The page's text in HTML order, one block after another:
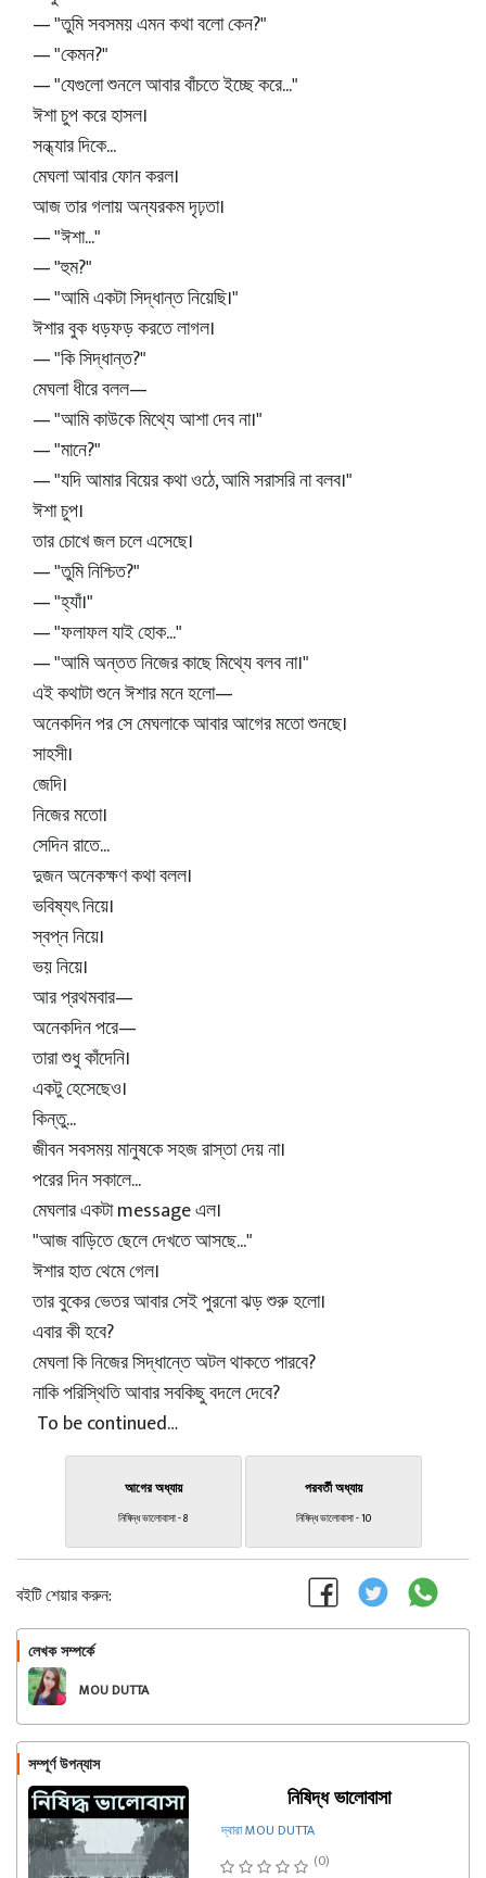
— "তুমি সবসময় এমন কথা বলো কেন?"
— "কেমন?"
— "যেগুলো শুনলে আবার বাঁচতে ইচ্ছে করে..."
ঈশা চুপ করে হাসল।
সন্ধ্যার দিকে...
মেঘলা আবার ফোন করল।
আজ তার গলায় অন্যরকম দৃঢ়তা।
— "ঈশা..."
— "হুম?"
— "আমি একটা সিদ্ধান্ত নিয়েছি।"
ঈশার বুক ধড়ফড় করতে লাগল।
— "কি সিদ্ধান্ত?"
মেঘলা ধীরে বলল—
— "আমি কাউকে মিথ্যে আশা দেব না।"
— "মানে?"
— "যদি আমার বিয়ের কথা ওঠে, আমি সরাসরি না বলব।"
ঈশা চুপ।
তার চোখে জল চলে এসেছে।
— "তুমি নিশ্চিত?"
— "হ্যাঁ।"
— "ফলাফল যাই হোক..."
— "আমি অন্তত নিজের কাছে মিথ্যে বলব না।"
এই কথাটা শুনে ঈশার মনে হলো—
অনেকদিন পর সে মেঘলাকে আবার আগের মতো শুনছে।
সাহসী।
জেদি।
নিজের মতো।
সেদিন রাতে...
দুজন অনেকক্ষণ কথা বলল।
ভবিষ্যৎ নিয়ে।
স্বপ্ন নিয়ে।
ভয় নিয়ে।
আর প্রথমবার—
অনেকদিন পরে—
তারা শুধু কাঁদেনি।
একটু হেসেছেও।
কিন্তু...
জীবন সবসময় মানুষকে সহজ রাস্তা দেয় না।
পরের দিন সকালে...
মেঘলার একটা message এল।
"আজ বাড়িতে ছেলে দেখতে আসছে..."
ঈশার হাত থেমে গেল।
তার বুকের ভেতর আবার সেই পুরনো ঝড় শুরু হলো।
এবার কী হবে?
মেঘলা কি নিজের সিদ্ধান্তে অটল থাকতে পারবে?
নাকি পরিস্থিতি আবার সবকিছু বদলে দেবে?
To be continued…
আগের অধ্যায়
নিষিদ্ধ ভালোবাসা - 8
পরবর্তী অধ্যায়
নিষিদ্ধ ভালোবাসা - 10
বইটি শেয়ার করুন:
লেখক সম্পর্কে
MOU DUTTA
সম্পূর্ণ উপন্যাস
নিষিদ্ধ ভালোবাসা
দ্বারা MOU DUTTA
(0)